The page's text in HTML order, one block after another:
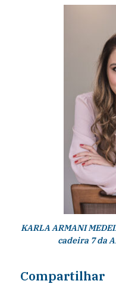
KARLA ARMANI
cadeira 7 da
Compartilhar